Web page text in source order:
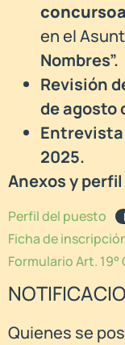
en el
Nombres”.
Revisión
de agosto
2025.
Anexos y
Perfil del puesto
Ficha de
Formulario Art. 19°
Quienes se